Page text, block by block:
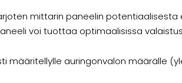
mittarin paneelin
voi tuottaa optimaalisissa
auringonvalon määrälle